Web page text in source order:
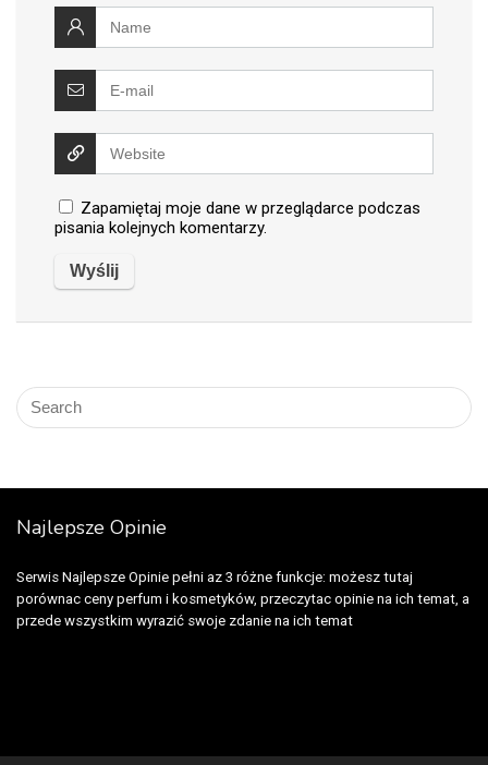
Zapamiętaj moje dane w przeglądarce podczas
pisania kolejnych komentarzy.
Najlepsze Opinie
Serwis Najlepsze Opinie pełni az 3 różne funkcje: możesz tutaj
porównac ceny perfum i kosmetyków, przeczytac opinie na ich temat, a
przede wszystkim wyrazić swoje zdanie na ich temat